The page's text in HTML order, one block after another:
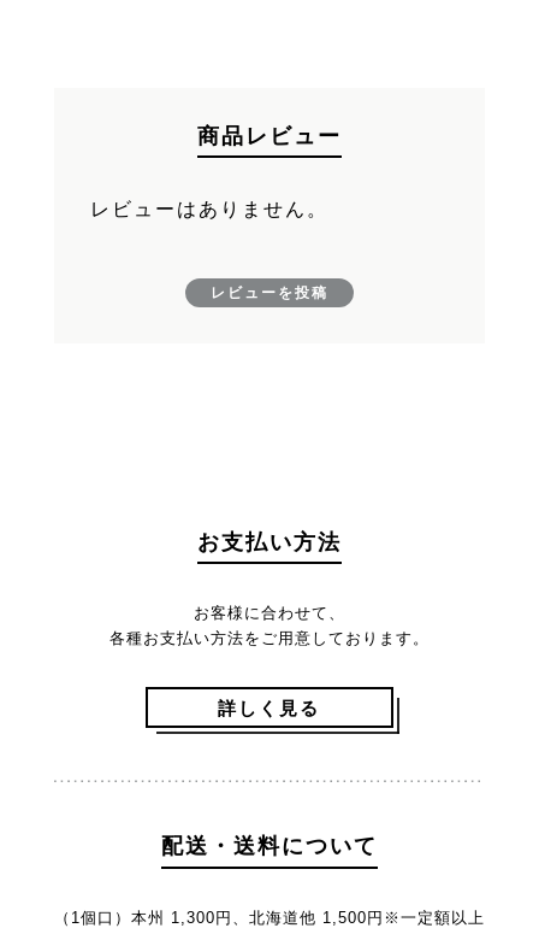
商品レビュー
レビューはありません。
レビューを投稿
お支払い方法
お客様に合わせて、
各種お支払い方法をご用意しております。
詳しく見る
配送・送料について
（1個口）本州 1,300円、北海道他 1,500円 ※一定額以上